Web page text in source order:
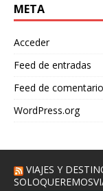
META
Acceder
Feed de entradas
Feed de
WordPress.org
VIAJES Y